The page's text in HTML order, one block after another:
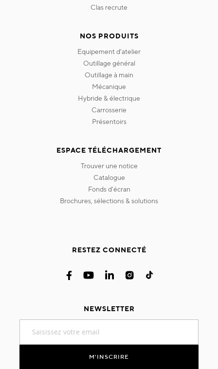
clas recrute
NOS PRODUITS
equipement d'atelier
outillage général
outillage à main
mécanique
hybride & électrique
carrosserie
présentoirs
ESPACE TÉLÉCHARGEMENT
trouver une notice
catalogue
fonds d'écran
brochures, sélections & solutions
RESTEZ CONNECTÉ
NEWSLETTER
notre
M'INSCRIRE